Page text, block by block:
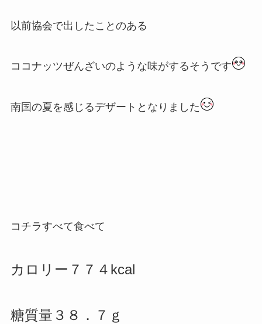
以前協会で出したことのある
ココナッツぜんざいのような味がするそうです
南国の夏を感じるデザートとなりました
コチラすべて食べて
カロリー７７４kcal
糖質量３８．７ｇ